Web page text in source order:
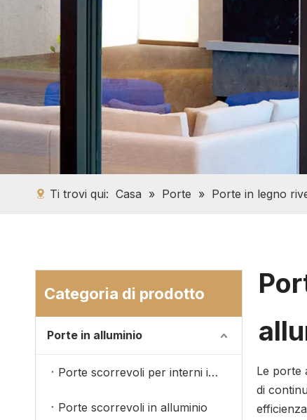
Ti trovi qui: Casa » Porte » Porte in legno
Categoria di prodotto
Porte in alluminio
Porte scorrevoli per interni in alluminio
Porte scorrevoli in alluminio
Le porte
di